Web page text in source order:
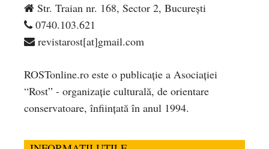
Str. Traian nr. 168, Sector 2, București
0740.103.621
revistarost[at]gmail.com
ROSTonline.ro este o publicaţie a Asociaţiei
“Rost” - organizaţie culturală, de orientare
conservatoare, înfiinţată în anul 1994.